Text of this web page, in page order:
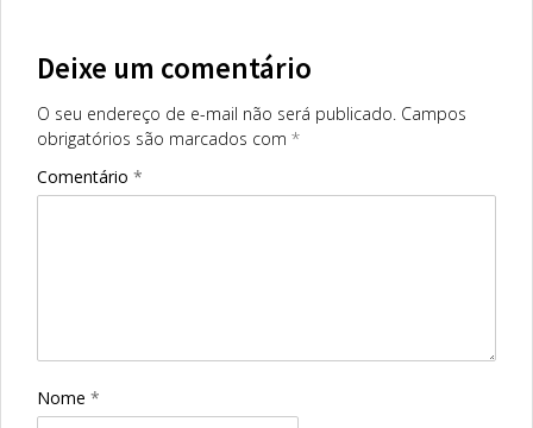
Deixe um comentário
O seu endereço de e-mail não será publicado. Campos
obrigatórios são marcados com *
Comentário *
Nome *